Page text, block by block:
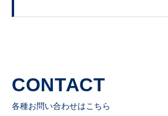
CONTACT
各種お問い合わせはこちら